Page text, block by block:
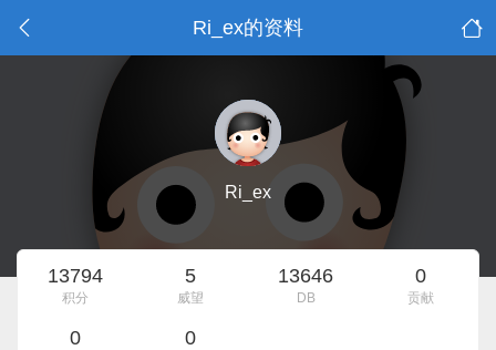
Ri_ex的资料
Ri_ex
13794
积分
5
威望
13646
DB
0
贡献
0 0